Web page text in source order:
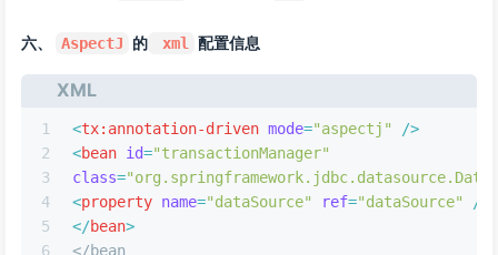
六、 AspectJ 的 xml 配置信息
XML
1
2
3
4
5
6
<tx:annotation-driven mode="aspectj"
/>
<bean id="transactionManager"
class=
<property name="dataSource" ref="dataSource"
/>
</bean>
</bean